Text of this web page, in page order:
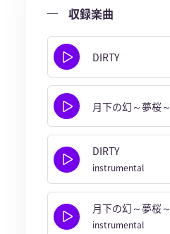
収録楽曲
DIRTY
月下の幻～夢桜～
DIRTY
instrumental
月下の幻～夢桜～
instrumental